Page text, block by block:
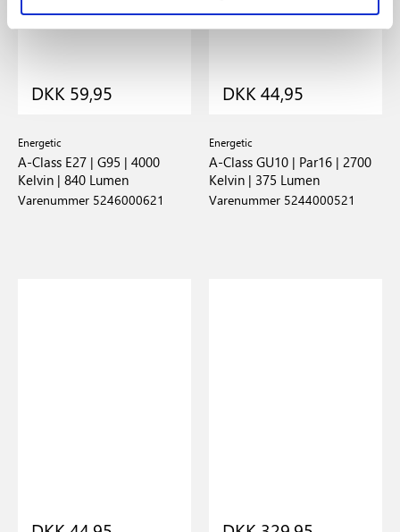
DKK 59,95
Energetic
A-Class E27 | G95 | 4000
Kelvin | 840 Lumen
Varenummer 5246000621
DKK 44,95
Energetic
A-Class GU10 | Par16 | 2700
Kelvin | 375 Lumen
Varenummer 5244000521